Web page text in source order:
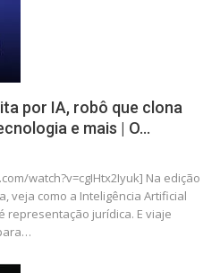
por IA, robô que clona
e mais | O…
watch?v=cgIHtx2Iyuk] Na edição
veja como a Inteligência Artificial
representação jurídica. E viaje